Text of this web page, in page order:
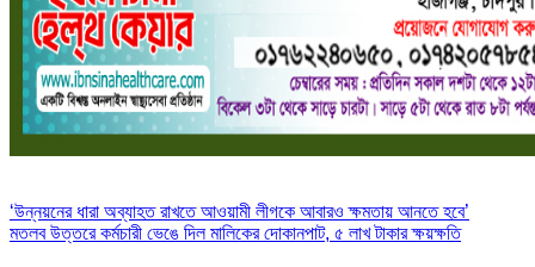
Post
navigation
‘উন্নয়নের ধারা অব্যাহত রাখতে আওয়ামী লীগকে আবারও ক্ষমতায় আনতে হবে’
মতলব উত্তরে কর্মচারী ভেঙে দিল মালিকের দোকানপাট, ৫ লাখ টাকার ক্ষয়ক্ষতি